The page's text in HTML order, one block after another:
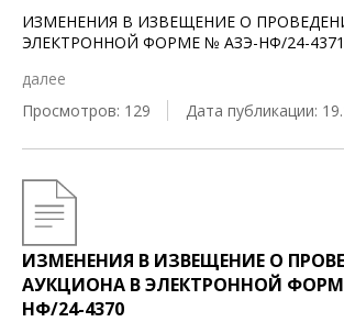
ИЗМЕНЕНИЯ В ИЗВЕЩЕНИЕ О
ЭЛЕКТРОННОЙ ФОРМЕ № АЗЭ-НФ/24-
далее
Просмотров: 129
Дата публикации:
ИЗМЕНЕНИЯ В ИЗВЕЩЕНИЕ О
АУКЦИОНА В ЭЛЕКТРОННОЙ
НФ/24-4370